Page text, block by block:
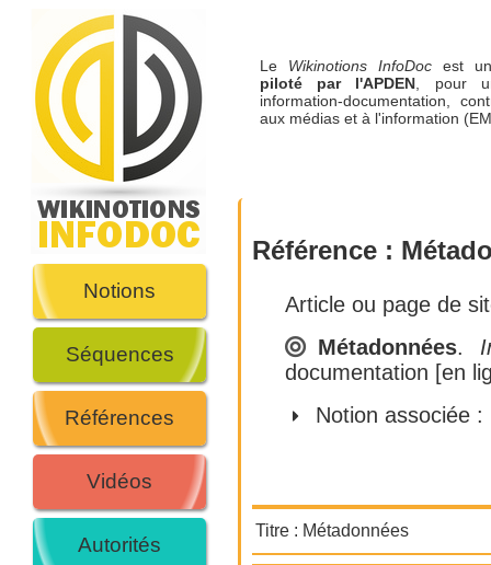
Notions
Séquences
Références
Vidéos
Autorités
Le Wikinotions InfoDoc est
piloté par l'APDEN, pour
information-documentation,
aux médias et à l'information
Référence :
Article ou page de
Métadonnées.
documentation [en
Notion associée :
Titre : Métadonnées